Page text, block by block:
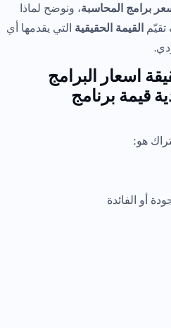
برامج المحاسبة، ونوضح لماذا
القيمة الحقيقية التي يقدمها أي
اسعار البرامج
قيمة برنامج
هو:
أو الفائدة